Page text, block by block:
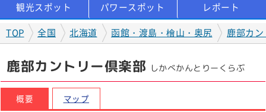
観光スポット パワースポット
レポート
TOP
全国 北海道 函館・渡島・檜山・奥尻 鹿部カ
鹿部カントリー倶楽部 しかべかんとりーくらぶ
概要 マップ